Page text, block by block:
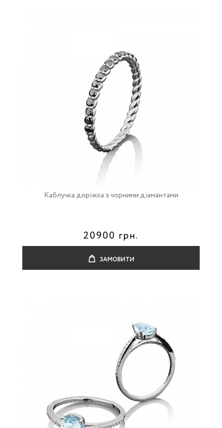
Каблучка доріжка з чорними діамантами
20900 грн.
ЗАМОВИТИ